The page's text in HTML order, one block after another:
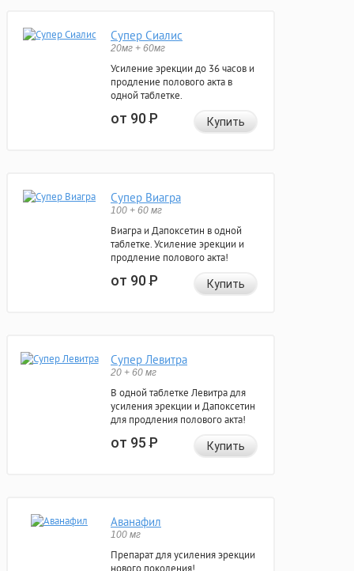
Супер Сиалис
20мг + 60мг
Усиление эрекции до 36 часов и
продление полового акта в
одной таблетке.
от 90Р Купить
Супер Виагра
100 + 60 мг
Виагра и Дапоксетин в одной
таблетке. Усиление эрекции и
продление полового акта!
от 90Р Купить
Супер Левитра
20 + 60 мг
В одной таблетке Левитра для
усиления эрекции и Дапоксетин
для продления полового акта!
от 95Р Купить
Аванафил
100 мг
Препарат для усиления эрекции